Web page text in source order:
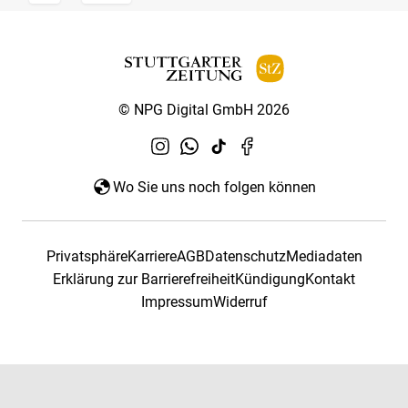
© NPG Digital GmbH 2026
Wo Sie uns noch folgen können
PrivatsphäreKarriereAGBDatenschutzMediadaten
Erklärung zur BarrierefreiheitKündigungKontakt
ImpressumWiderruf